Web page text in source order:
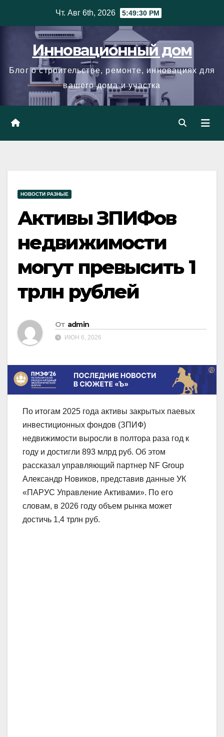
Чт. Авг 6th, 2026 5:49:30 PM
Инновационный дом
Блог о строительстве, ремонте, инновациях для
вашего дома и участка
НОВОСТИ РАЗНЫЕ
Активы ЗПИФов
недвижимости
могут превысить 1
трлн рублей
От admin
ИЮН 6, 2026
По итогам 2025 года активы закрытых паевых
инвестиционных фондов (ЗПИФ)
недвижимости выросли в полтора раза год к
году и достигли 893 млрд руб. Об этом
рассказал управляющий партнер NF Group
Александр Новиков, представив данные УК
«ПАРУС Управление Активами». По его
словам, в 2026 году объем рынка может
достичь 1,4 трлн руб.